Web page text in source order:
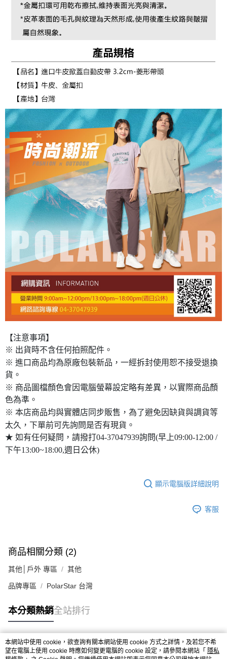
【注意事項】
※ 出貨時不含任何拍照配件。
※ 進口商品均為原廠包裝新品，一經拆封使用恕不接受退換
貨。
※ 商品圖檔顏色會因電腦螢幕設定略有差異，以實際商品顏
色為準。
※ 本店商品均與實體店同步販售，為了避免因缺貨與調貨等
太久，下單前可先詢問是否有現貨。
★ 如有任何疑問，請撥打04-37047939詢問(早上09:00-12:00 /
下午13:00~18:00,週日公休)
顯示電腦版詳細說明
客服
商品相關分類 (2)
其他│戶外 專區 其他
品牌專區 PolarStar 台灣
本分類熱銷全站排行
熱門標籤
本網站中使用 cookie，欲查詢有關本網站使用 cookie 方式之詳情，及若您不希
望在電腦上使用 cookie 時應如何變更電腦的 cookie 設定，請參閱本網站「 隱私